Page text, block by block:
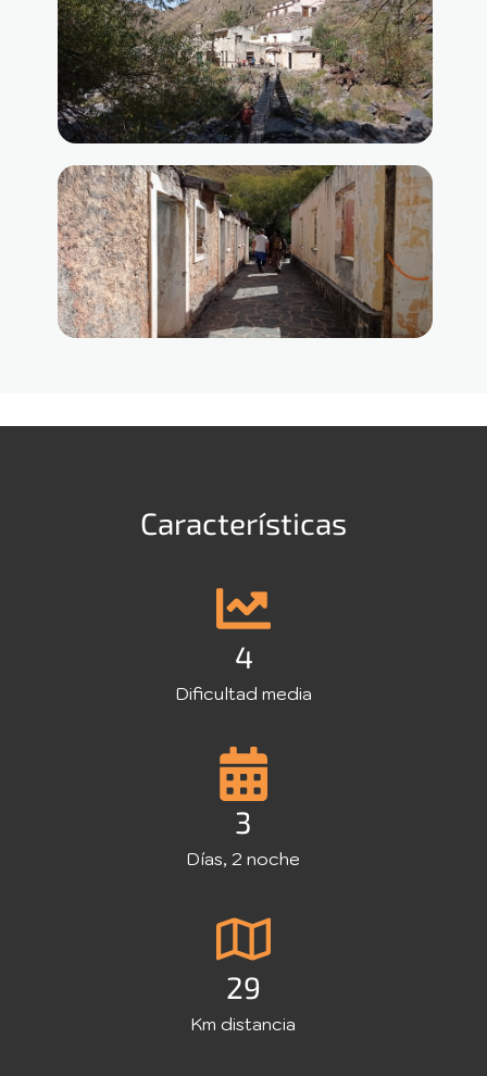
Características
4
Dificultad media
3
Días, 2 noche
29
Km distancia